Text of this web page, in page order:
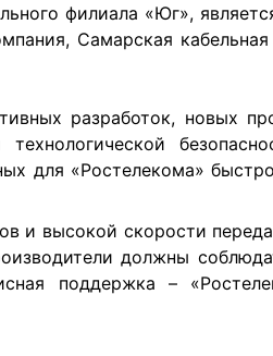
филиала «Юг»,
Самарская
разработок, новых
для «Ростелекома»
и высокой скорости
должны
поддержка –